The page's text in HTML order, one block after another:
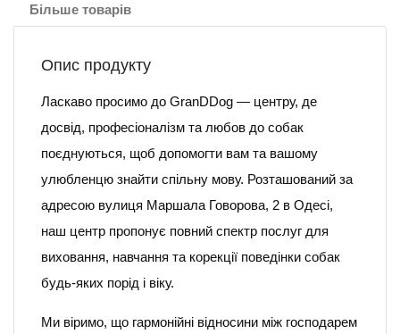
Більше товарів
Опис продукту
Ласкаво просимо до GranDDog — центру, де
досвід, професіоналізм та любов до собак
поєднуються, щоб допомогти вам та вашому
улюбленцю знайти спільну мову. Розташований за
адресою вулиця Маршала Говорова, 2 в Одесі,
наш центр пропонує повний спектр послуг для
виховання, навчання та корекції поведінки собак
будь-яких порід і віку.
Ми віримо, що гармонійні відносини між господарем